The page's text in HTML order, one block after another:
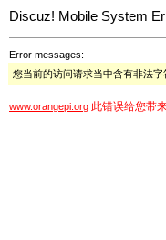
Discuz! Mobile System
Error messages:
您当前的访问请求当中含有非法
www.orangepi.org 此错误给您带